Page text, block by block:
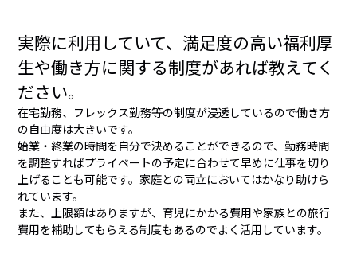
実際に利用していて、満足度の高い福利厚
生や働き方に関する制度があれば教えてく
ださい。
在宅勤務、フレックス勤務等の制度が浸透しているので働き方
の自由度は大きいです。
始業・終業の時間を自分で決めることができるので、勤務時間
を調整すればプライベートの予定に合わせて早めに仕事を切り
上げることも可能です。家庭との両立においてはかなり助けら
れています。
また、上限額はありますが、育児にかかる費用や家族との旅行
費用を補助してもらえる制度もあるのでよく活用しています。